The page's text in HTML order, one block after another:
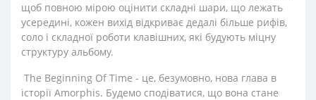
щоб повною мірою оцінити складні шари, що лежать
усередині, кожен вихід відкриває дедалі більше рифів,
соло і складної роботи клавішних, які будують міцну
структуру альбому.
The Beginning Of Time - це, безумовно, нова глава в
історії Amorphis. Будемо сподіватися, що вона стане